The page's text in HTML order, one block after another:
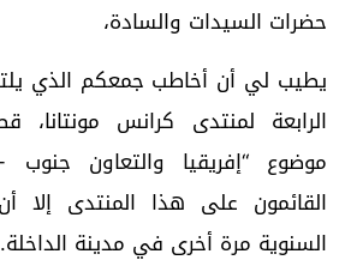
حضرات السيدات والسادة،
يطيب لي أن أخاطب جمعكم الذي
الرابعة لمنتدى كرانس مونتانا،
موضوع “إفريقيا والتعاون
القائمون على هذا المنتدى إلا
السنوية مرة أخرى في مدينة الداخلة.